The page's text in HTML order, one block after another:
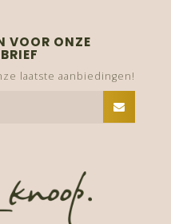
VOOR ONZE
laatste aanbiedingen!